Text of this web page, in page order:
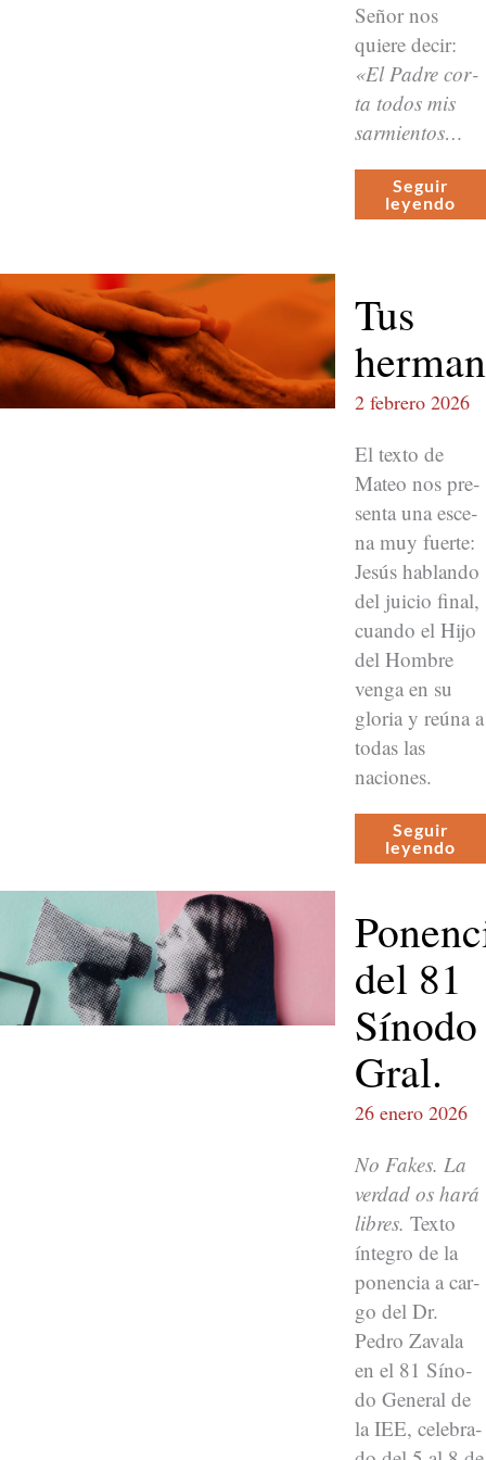
Señor nos
quiere decir:
«El Padre cor­
ta todos mis
sarmien­tos…
Seguir
leyen­do
Tus
2 febrero 2026
El tex­to de
Mateo nos pre­
sen­ta una esce­
na muy fuerte:
Jesús hablan­do
del juicio final,
cuan­do el Hijo
del Hom­bre
ven­ga en su
glo­ria y reú­na a
todas las
naciones.
Seguir
leyen­do
del 81
Sínodo
Gral.
26 enero 2026
No Fakes. La
ver­dad os hará
libres. Tex­to
ínte­gro de la
ponen­cia a car­
go del Dr.
Pedro Zavala
en el 81 Sín­o­
do Gen­er­al de
la IEE, cel­e­bra­